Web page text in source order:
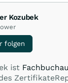
Kozubek
folgen
ist